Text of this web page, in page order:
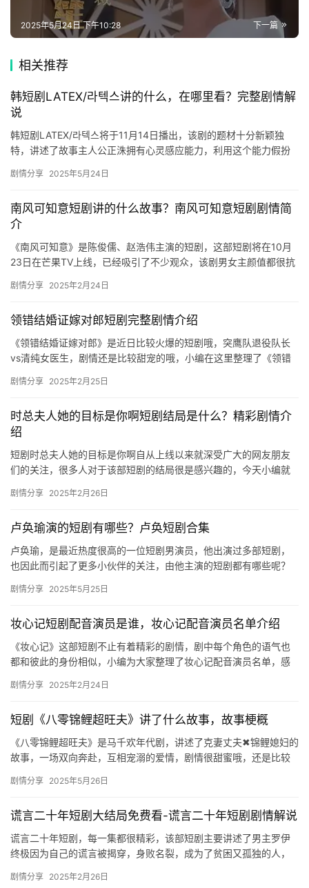
博
主
🎬
短
场
下一篇
2025年5月24日 下午10:28
相关推荐
韩短剧LATEX/라텍스讲的什么，在哪里看？完整剧情解
说
韩短剧LATEX/라텍스将于11月14日播出，该剧的题材十分新颖独
特，讲述了故事主人公正洙拥有心灵感应能力，利用这个能力假扮
剧情分享 2025年5月24日
南风可知意短剧讲的什么故事？南风可知意短剧剧情简
介
《南风可知意》是陈俊儒、赵浩伟主演的短剧，这部短剧将在10月
23日在芒果TV上线，已经吸引了不少观众，该剧男女主颜值都很抗
剧情分享 2025年2月24日
领错结婚证嫁对郎短剧完整剧情介绍
《领错结婚证嫁对郎》是近日比较火爆的短剧哦，突鹰队退役队长
vs清纯女医生，剧情还是比较甜宠的哦，小编在这里整理了《领错
花…
剧情分享 2025年2月25日
时总夫人她的目标是你啊短剧结局是什么？精彩剧情介
绍
短剧时总夫人她的目标是你啊自从上线以来就深受广大的网友朋友
们的关注，很多人对于该部短剧的结局很是感兴趣的，今天小编就
她的…
剧情分享 2025年2月26日
卢奂瑜演的短剧有哪些？卢奂短剧合集
卢奂瑜，是最近热度很高的一位短剧男演员，他出演过多部短剧，
也因此而引起了更多小伙伴的关注，由他主演的短剧都有哪些呢？
卫…
剧情分享 2025年5月25日
妆心记短剧配音演员是谁，妆心记配音演员名单介绍
《妆心记》这部短剧不止有着精彩的剧情，剧中每个角色的语气也
都和彼此的身份相似，小编为大家整理了妆心记配音演员名单，感
音…
剧情分享 2025年2月24日
短剧《八零锦鲤超旺夫》讲了什么故事，故事梗概
《八零锦鲤超旺夫》是马千欢年代剧，讲述了克妻丈夫✖锦鲤媳妇的
故事，一场双向奔赴，互相宠溺的爱情，剧情很甜蜜哦，还是比较
&…
剧情分享 2025年5月26日
谎言二十年短剧大结局免费看-谎言二十年短剧剧情解说
谎言二十年短剧，每一集都很精彩，该部短剧主要讲述了男主罗伊
终极因为自己的谎言被揭穿，身败名裂，成为了贫困又孤独的人，
年》…
剧情分享 2025年2月26日